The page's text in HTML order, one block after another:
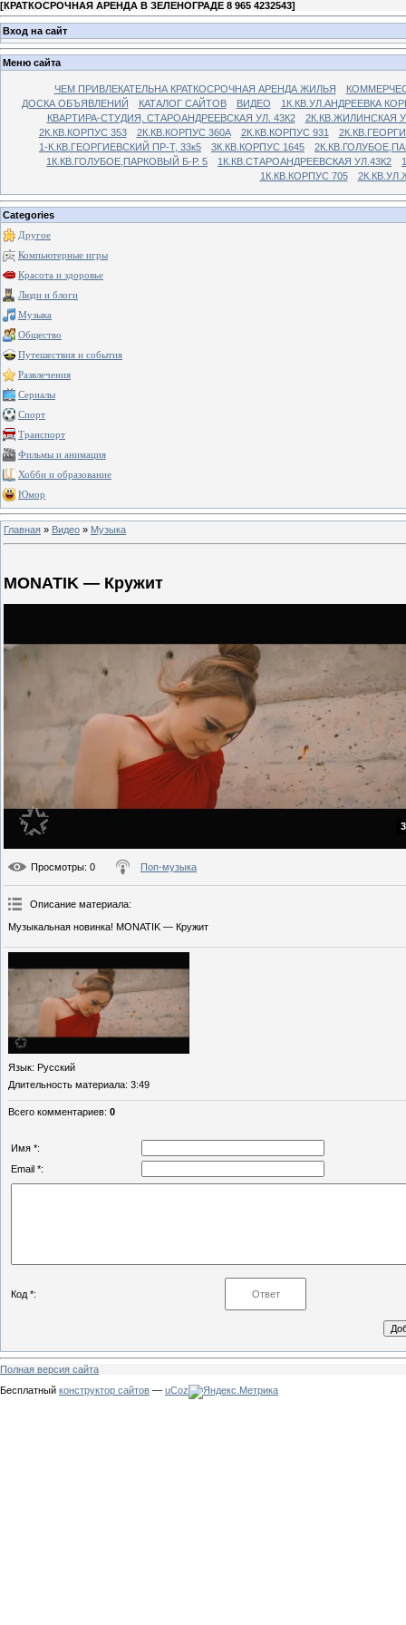
[КРАТКОСРОЧНАЯ АРЕНДА В ЗЕЛЕНОГРАДЕ 8 965 4232543]
Вход на сайт
Меню сайта
ЧЕМ ПРИВЛЕКАТЕЛЬНА КРАТКОСРОЧНАЯ АРЕНДА ЖИЛЬЯ
ДОСКА ОБЪЯВЛЕНИЙ
КАТАЛОГ САЙТОВ ВИДЕО
1К.КВ.УЛ.АНДРЕЕВКА
КВАРТИРА-СТУДИЯ, СТАРОАНДРЕЕВСКАЯ УЛ. 43К2
2К.КВ.ЖИЛИНСКАЯ
2К.КВ.КОРПУС 353
2К.КВ.КОРПУС 360А 2К.КВ.КОРПУС 931
1-К.КВ.ГЕОРГИЕВСКИЙ ПР-Т, 33к5
3К.КВ.КОРПУС 1645
1К.КВ.ГОЛУБОЕ,ПАРКОВЫЙ Б-Р. 5
1К.КВ.СТАРОАНДРЕЕВСКАЯ УЛ.43К2
1К.КВ.КОРПУС 705
Categories
Другое
Компьютерные игры
Красота и здоровье
Люди и блоги
Музыка
Общество
Путешествия и события
Развлечения
Сериалы
Спорт
Транспорт
Фильмы и анимация
Хобби и образование
Юмор
Главная » Видео » Музыка
MONATIK — Кружит
Просмотры: 0 Поп-музыка
Описание материала:
Музыкальная новинка! MONATIK — Кружит
Язык: Русский
Длительность материала: 3:49
Всего комментариев: 0
Имя *:
Email *:
Код *:
Полная версия сайта
Бесплатный конструктор сайтов — uCoz